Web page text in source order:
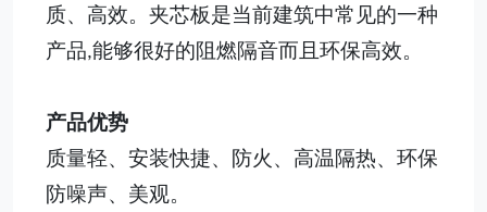
质、高效。夹芯板是当前建筑中常见的一种
产品,能够很好的阻燃隔音而且环保高效。
产品优势
质量轻、安装快捷、防火、高温隔热、环保
防噪声、美观。